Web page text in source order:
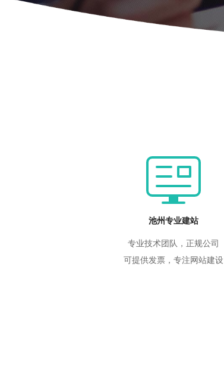
池州专业建站
专业技术团队，正规公司
可提供发票，专注网站建设